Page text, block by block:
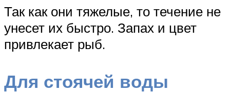
Так как они тяжелые, то течение не
унесет их быстро. Запах и цвет
привлекает рыб.
Для стоячей воды